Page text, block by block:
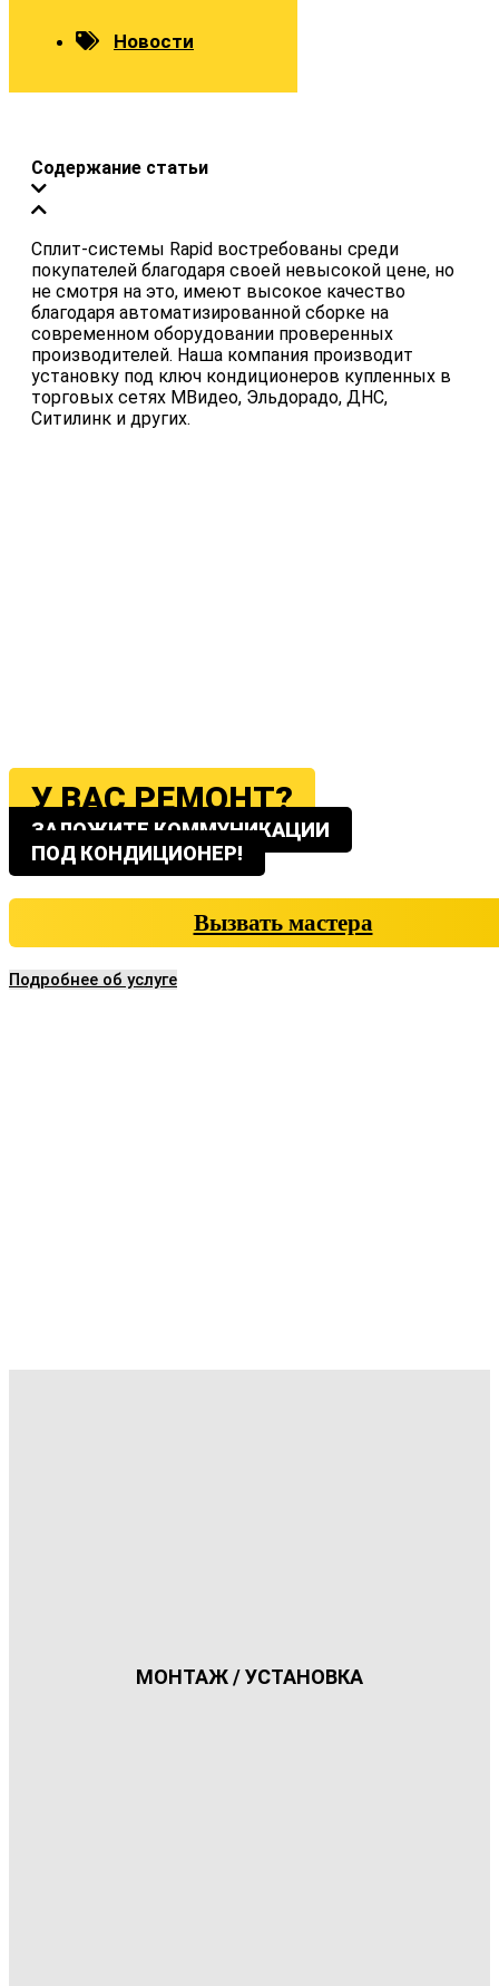
Новости
Содержание статьи
Сплит-системы Rapid востребованы среди
покупателей благодаря своей невысокой цене, но
не смотря на это, имеют высокое качество
благодаря автоматизированной сборке на
современном оборудовании проверенных
производителей. Наша компания производит
установку под ключ кондиционеров купленных в
торговых сетях МВидео, Эльдорадо, ДНС,
Ситилинк и других.
У ВАС РЕМОНТ?
ЗАЛОЖИТЕ КОММУНИКАЦИИ
ПОД КОНДИЦИОНЕР!
Вызвать мастера
Подробнее об услуге
МОНТАЖ / УСТАНОВКА